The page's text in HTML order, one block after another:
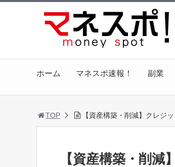
ホーム マネスポ速報！ 副業
TOP 【資産構築・削減】クレジ
【資産構築・削